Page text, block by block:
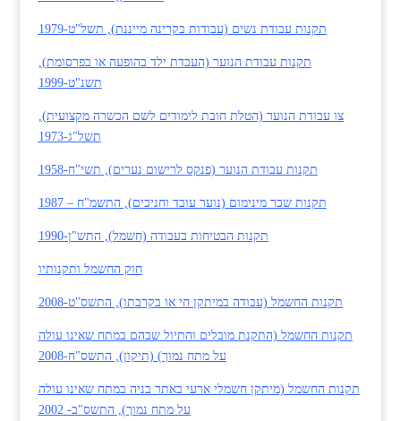
תקנות עבודת נשים (עבודות בקרינה מייננת), תשל"ט-1979
תקנות עבודת הנוער (העבדת ילד בהופעה או בפרסומת),
תשנ"ט-1999
צו עבודת הנוער (הטלת חובת לימודים לשם הכשרה מקצועית),
תשל"ג-1973
תקנות עבודת הנוער (פנקס לרישום נערים), תשי"ח-1958
תקנות שכר מינימום (נוער עובד וחניכים), התשמ"ח – 1987
תקנות הבטיחות בעבודה (חשמל), התש"ן-1990
חוק החשמל ותקנותיו
תקנות החשמל (עבודה במיתקן חי או בקרבתו), התשס"ט-2008
תקנות החשמל (התקנת מובלים והתיול שבהם במתח שאינו עולה
על מתח נמוך) (תיקון), התשס"ח-2008
תקנות החשמל (מיתקן חשמלי ארעי באתר בניה במתח שאינו עולה
על מתח נמוך), התשס"ב- 2002